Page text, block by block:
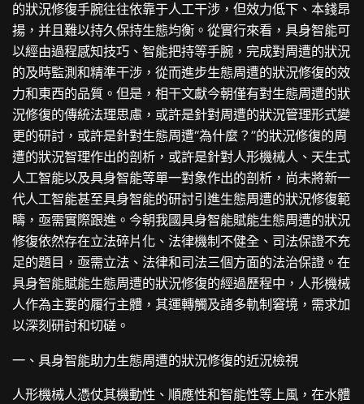
的狀況修復手腕往往依靠于人工干涉，但效力低下、本錢昂
揚，并且難以持久保持生態均衡。從實行來看，具身智能可
以經由過程感知技巧、智能把持等手腕，完成對周遭的狀況
的及時監測和精準干涉，從而進步生態周遭的狀況修復的效
力和東西的品質。但是，相干文獻今朝僅有對生態周遭的狀
況修復的傳統法理思慮，或許是針對周遭的狀況管理形式變
更的研討，或許是針對生態周遭“為什麼？”的狀況修復的周
遭的狀況智理作出的剖析，或許是針對人形機械人、天生式
人工智能以及具身智能等單一對象作出的剖析，尚未將新一
代人工智能甚至具身智能的研討引進生態周遭的狀況修復範
疇，亟需實際跟進。今朝我國具身智能賦能生態周遭的狀況
修復依然存在立法碎片化、法律機制不健全、司法保證不充
足的題目，亟需立法、法律和司法三個方面的法治保證。在
具身智能賦能生態周遭的狀況修復的經過歷程中，人形機械
人作為主要的履行主體，其運轉觸及諸多軌制窘境，需求加
以深刻研討和切磋。
一、具身智能助力生態周遭的狀況修復的近況檢視
人形機械人憑仗其機動性、順應性和智能性等上風，在水體